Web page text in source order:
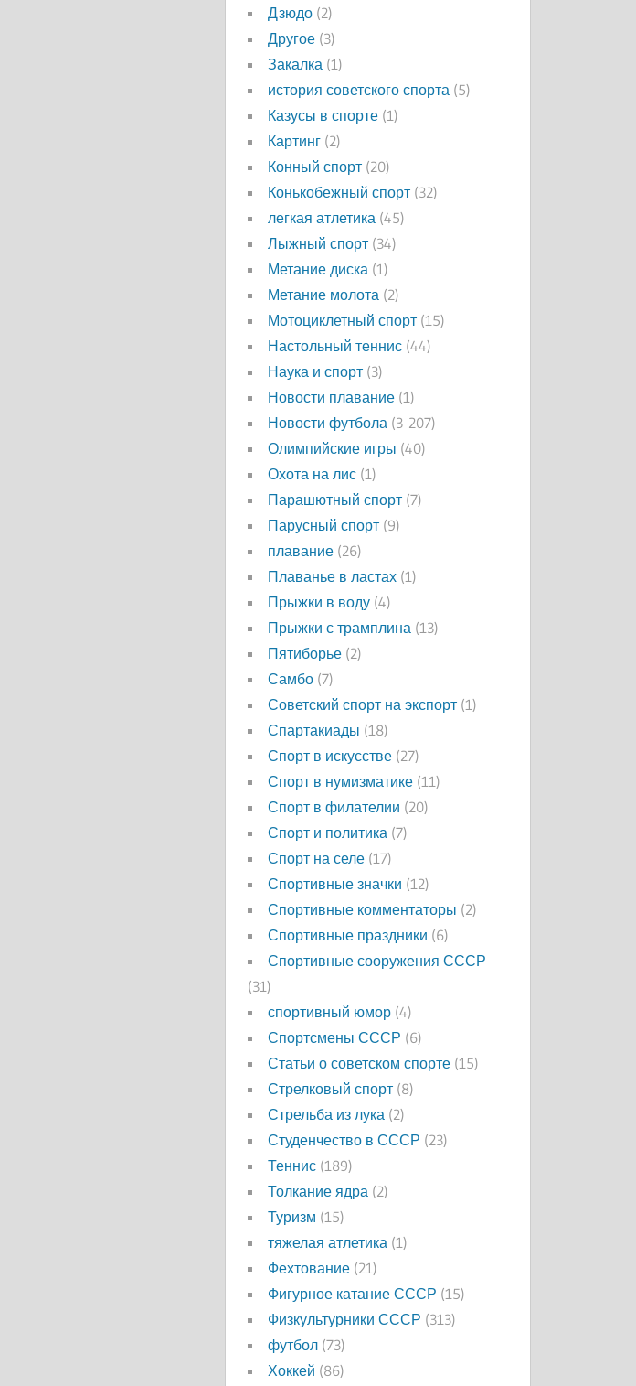
Дзюдо (2)
Другое (3)
Закалка (1)
история советского спорта (5)
Казусы в спорте (1)
Картинг (2)
Конный спорт (20)
Конькобежный спорт (32)
легкая атлетика (45)
Лыжный спорт (34)
Метание диска (1)
Метание молота (2)
Мотоциклетный спорт (15)
Настольный теннис (44)
Наука и спорт (3)
Новости плавание (1)
Новости футбола (3 207)
Олимпийские игры (40)
Охота на лис (1)
Парашютный спорт (7)
Парусный спорт (9)
плавание (26)
Плаванье в ластах (1)
Прыжки в воду (4)
Прыжки с трамплина (13)
Пятиборье (2)
Самбо (7)
Советский спорт на экспорт (1)
Спартакиады (18)
Спорт в искусстве (27)
Спорт в нумизматике (11)
Спорт в филателии (20)
Спорт и политика (7)
Спорт на селе (17)
Спортивные значки (12)
Спортивные комментаторы (2)
Спортивные праздники (6)
Спортивные сооружения СССР
(31)
спортивный юмор (4)
Спортсмены СССР (6)
Статьи о советском спорте (15)
Стрелковый спорт (8)
Стрельба из лука (2)
Студенчество в СССР (23)
Теннис (189)
Толкание ядра (2)
Туризм (15)
тяжелая атлетика (1)
Фехтование (21)
Фигурное катание СССР (15)
Физкультурники СССР (313)
футбол (73)
Хоккей (86)